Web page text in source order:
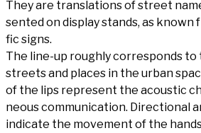
They are trans­la­ti­ons of street
sen­ted on dis­play stands, as
fic signs.
The line-up rough­ly cor­re­sponds
streets and places in the urban
of the lips repre­sent the acou­stic
neous com­mu­ni­ca­ti­on. Direc­tion­al
indi­ca­te the move­ment of the